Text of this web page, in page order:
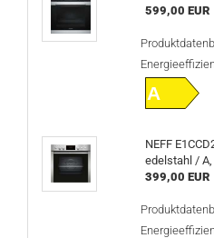
599,00 EUR
A
NEFF
edelstahl / A,
399,00 EUR